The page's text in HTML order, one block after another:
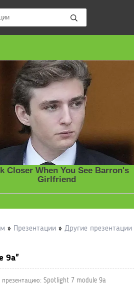
» Презентации » Другие презентации
9a"
презентацию: Spotlight 7 module 9a